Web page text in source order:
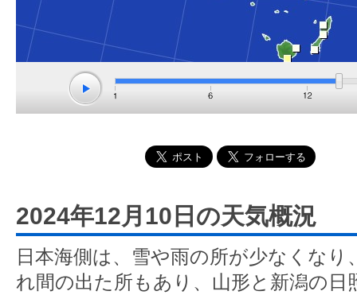
2024年12月10日の天気概況
日本海側は、雪や雨の所が少なくな
れ間の出た所もあり、山形と新潟の日